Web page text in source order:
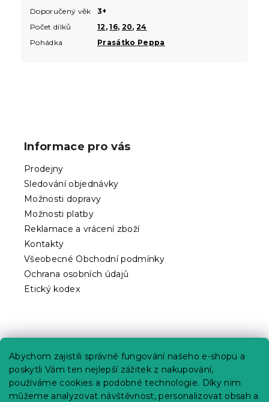
Abychom zajistili správné fungování našeho e-shopu a
poskytli Vám ten nejlepší zážitek z nakupování,
používáme cookies a podobné technologie. Díky nim
můžeme analyzovat návštěvnost, personalizovat obsah a
Doporučený věk
3+
Počet dílků
12 ,16, 20,24
Pohádka
Prasátko Peppa
Informace pro vás
Prodejny
Sledování objednávky
Možnosti dopravy
Možnosti platby
Reklamace a vrácení zboží
Kontakty
Všeobecné Obchodní podmínky
Ochrana osobních údajů
Etický kodex
Kariéra
Poptávky a B2B spolupráce